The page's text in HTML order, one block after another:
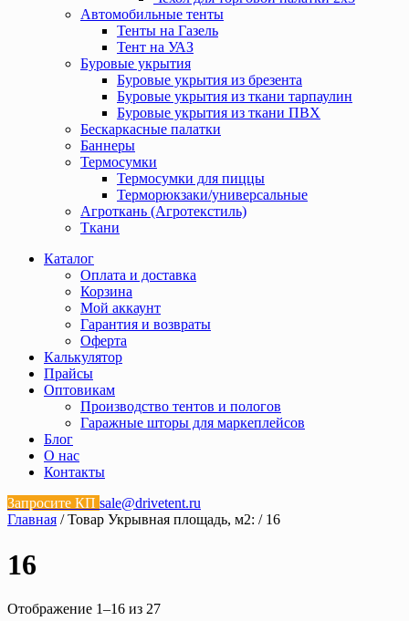
Автомобильные тенты
Тенты на Газель
Тент на УАЗ
Буровые укрытия
Буровые укрытия из брезента
Буровые укрытия из ткани тарпаулин
Буровые укрытия из ткани ПВХ
Бескаркасные палатки
Баннеры
Термосумки
Термосумки для пиццы
Терморюкзаки/универсальные
Агроткань (Агротекстиль)
Ткани
Каталог
Оплата и доставка
Корзина
Мой аккаунт
Гарантия и возвраты
Оферта
Калькулятор
Прайсы
Оптовикам
Производство тентов и пологов
Гаражные шторы для маркеплейсов
Блог
О нас
Контакты
Запросите КП sale@drivetent.ru
Главная / Товар Укрывная площадь, м2: / 16
16
Отображение 1–16 из 27